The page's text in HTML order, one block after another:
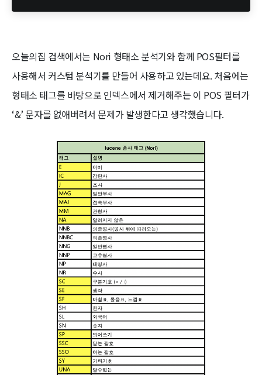
오늘의집 검색에서는 Nori 형태소 분석기와 함께 POS필터를
사용해서 커스텀 분석기를 만들어 사용하고 있는데요. 처음에는
형태소 태그를 바탕으로 인덱스에서 제거해주는 이 POS 필터가
‘&’ 문자를 없애버려서 문제가 발생한다고 생각했습니다.